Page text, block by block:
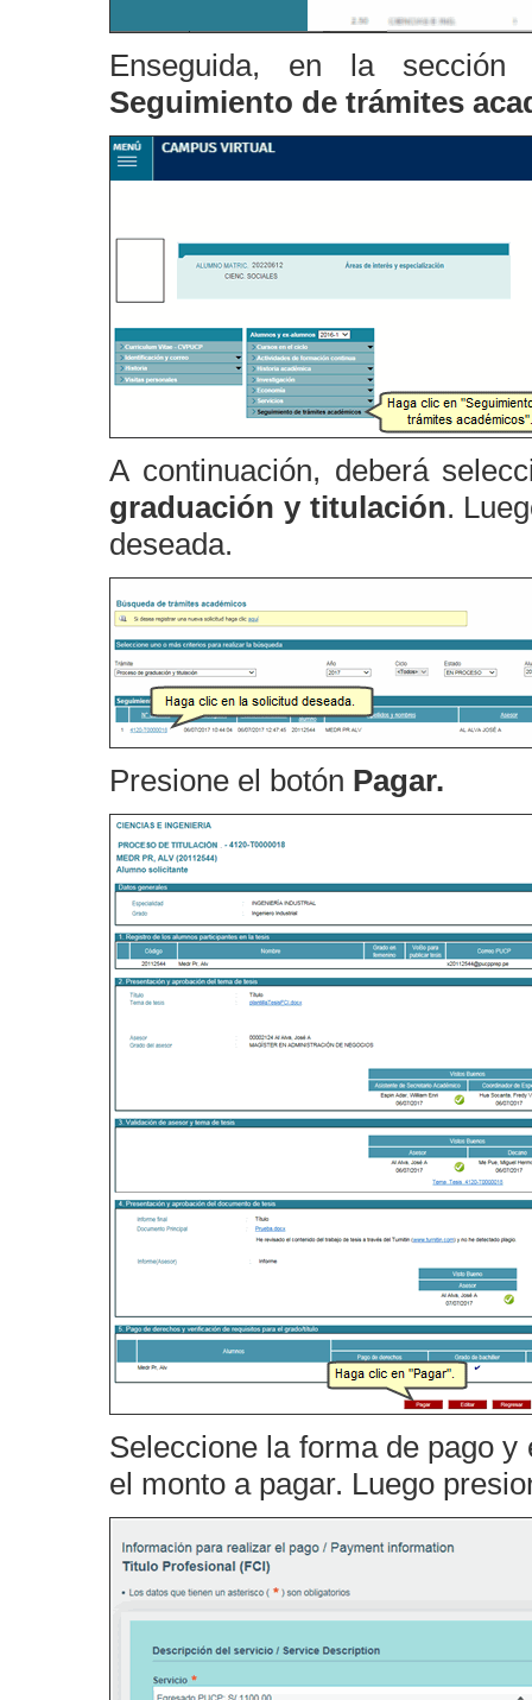
Enseguida, en la
Seguimiento de trámites
A continuación, deberá
graduación y titulación.
deseada.
Presione el botón Pagar.
Seleccione la forma de pago
el monto a pagar. Luego